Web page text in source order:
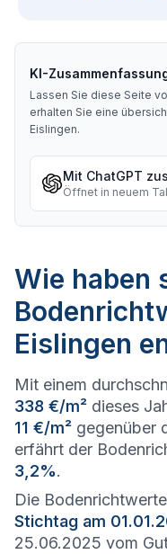
KI-
Lassen Sie diese Seite
erhalten Sie eine
Eislingen.
Mit ChatGPT
Öffnet in neuem
Wie haben
Eislingen
Mit einem
338 €/m² dieses
11 €/m² gegenüber
erfährt der
3,2%.
Die
Stichtag am
25.06.2025 vom